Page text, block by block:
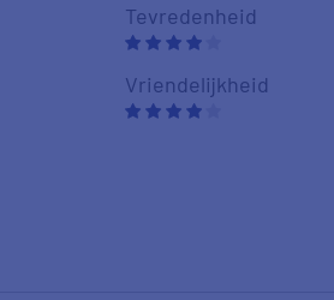
Tevredenheid
Vriendelijkheid